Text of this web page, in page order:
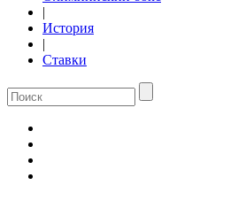
|
История
|
Ставки